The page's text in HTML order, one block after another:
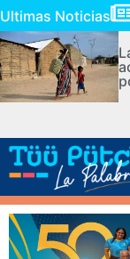
Ultimas Noticias